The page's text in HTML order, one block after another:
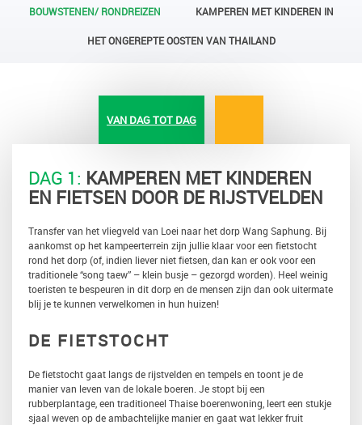
BOUWSTENEN/ RONDREIZEN KAMPEREN MET KINDEREN IN
HET ONGEREPTE OOSTEN VAN THAILAND
VAN DAG TOT DAG
DAG 1: KAMPEREN MET KINDEREN
EN FIETSEN DOOR DE RIJSTVELDEN
Transfer van het vliegveld van Loei naar het dorp Wang Saphung. Bij
aankomst op het kampeerterrein zijn jullie klaar voor een fietstocht
rond het dorp (of, indien liever niet fietsen, dan kan er ook voor een
traditionele “song taew” – klein busje – gezorgd worden). Heel weinig
toeristen te bespeuren in dit dorp en de mensen zijn dan ook uitermate
blij je te kunnen verwelkomen in hun huizen!
DE FIETSTOCHT
De fietstocht gaat langs de rijstvelden en tempels en toont je de
manier van leven van de lokale boeren. Je stopt bij een
rubberplantage, een traditioneel Thaise boerenwoning, leert een stukje
sjaal weven op de ambachtelijke manier en gaat wat lekker fruit